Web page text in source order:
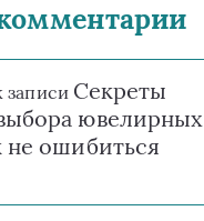
записи Секреты
ювелирных
не ошибиться